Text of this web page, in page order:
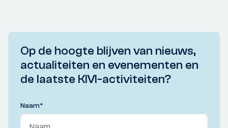
Op de hoogte blijven van nieuws,
actualiteiten en evenementen en
de laatste KIVI-activiteiten?
Naam*